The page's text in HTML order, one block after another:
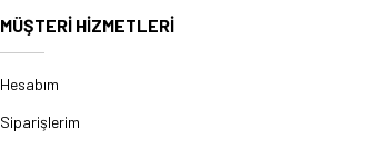
MÜŞTERİ HİZMETLERİ
Hesabım
Siparişlerim